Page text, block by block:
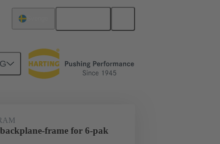
frame for 6-pak